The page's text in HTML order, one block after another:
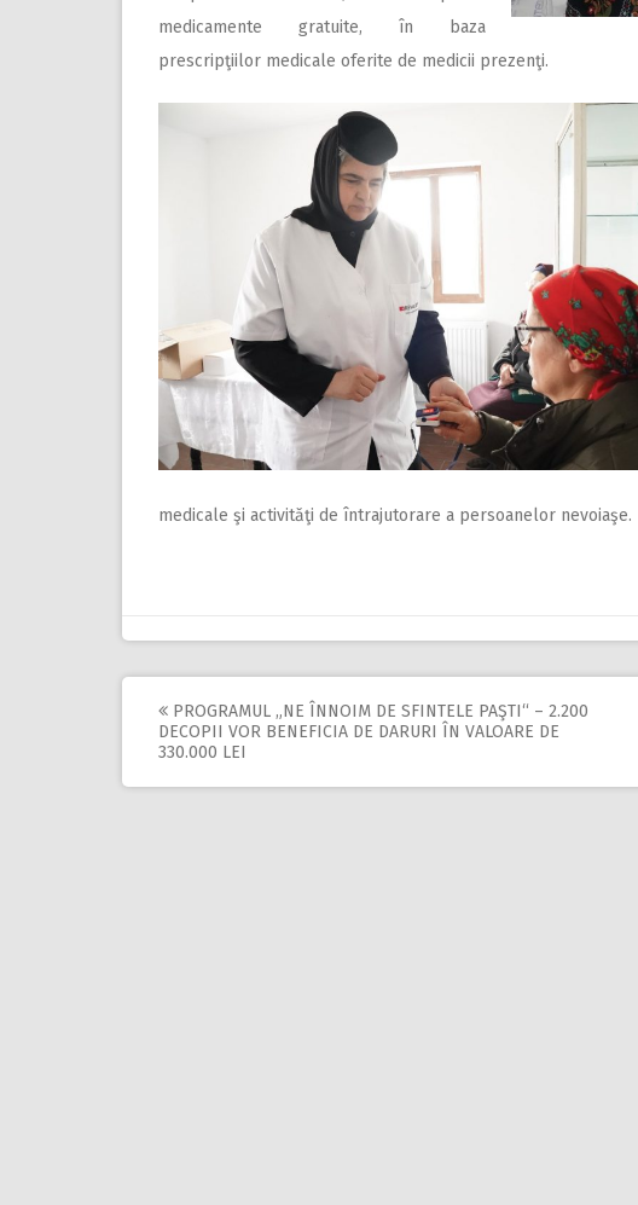
medicamente gratuite, în baza
prescripţiilor medicale oferite de medicii prezenţi.
medicale şi activităţi de întrajutorare a persoanelor nevoiaşe.
Post
navigation
PROGRAMUL „NE ÎNNOIM DE SFINTELE PAŞTI“ – 2.200
DECOPII VOR BENEFICIA DE DARURI ÎN VALOARE DE
330.000 LEI